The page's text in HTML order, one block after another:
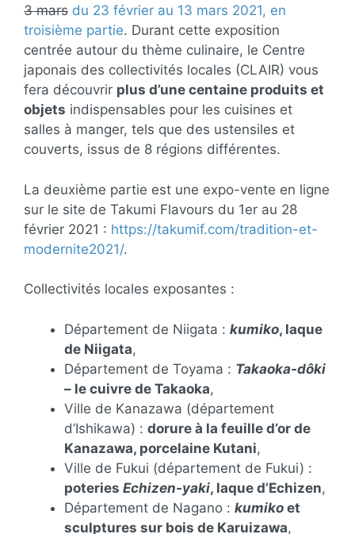
3 mars du 23 février au 13 mars 2021, en
troisième partie. Durant cette exposition
centrée autour du thème culinaire, le Centre
japonais des collectivités locales (CLAIR) vous
fera découvrir plus d’une centaine produits et
objets indispensables pour les cuisines et
salles à manger, tels que des ustensiles et
couverts, issus de 8 régions différentes.
La deuxième partie est une expo-vente en ligne
sur le site de Takumi Flavours du 1er au 28
février 2021 : https://takumif.com/tradition-et-
modernite2021/.
Collectivités locales exposantes :
Département de Niigata : kumiko, laque
de Niigata,
Département de Toyama : Takaoka-dôki
– le cuivre de Takaoka,
Ville de Kanazawa (département
d’Ishikawa) : dorure à la feuille d’or de
Kanazawa, porcelaine Kutani,
Ville de Fukui (département de Fukui) :
poteries Echizen-yaki, laque d’Echizen,
Département de Nagano : kumiko et
sculptures sur bois de Karuizawa,